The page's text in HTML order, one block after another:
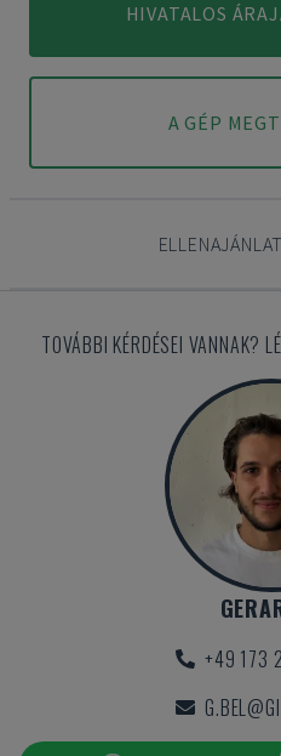
HIVATALOS
A GÉP
TOVÁBBI KÉRDÉSEI VANNAK?
+49 173